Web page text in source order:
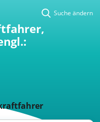
Suche ändern